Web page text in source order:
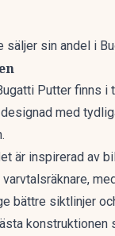
säljer sin andel i
Putter finns i
med
är inspirerad av
bättre siktlinjer
konstruktionen